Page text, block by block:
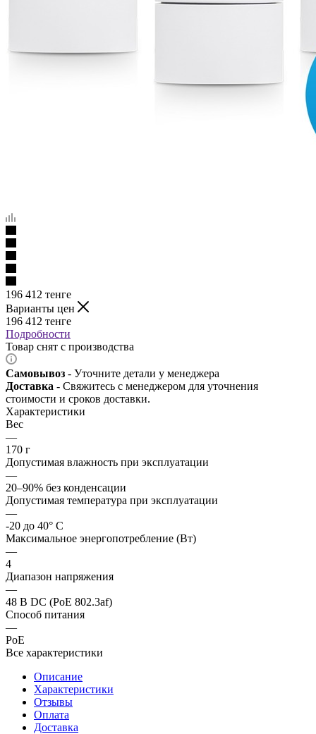
196 412 тенге
Варианты цен
196 412 тенге
Подробности
Товар снят с производства
Самовывоз - Уточните детали у менеджера
Доставка - Свяжитесь с менеджером для уточнения
стоимости и сроков доставки.
Характеристики
Вес
—
170 г
Допустимая влажность при эксплуатации
—
20–90% без конденсации
Допустимая температура при эксплуатации
—
-20 до 40° C
Максимальное энергопотребление (Вт)
—
4
Диапазон напряжения
—
48 В DC (PoE 802.3af)
Способ питания
—
PoE
Все характеристики
Описание
Характеристики
Отзывы
Оплата
Доставка